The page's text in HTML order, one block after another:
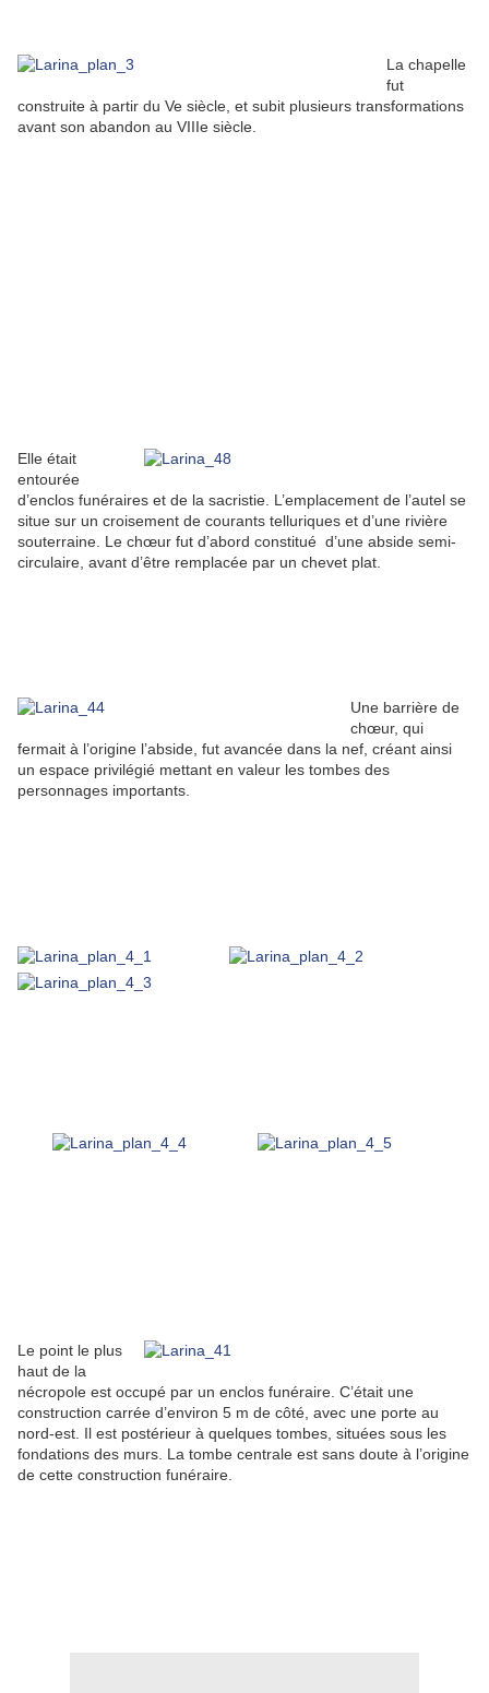
La chapelle
fut
construite à partir du Ve siècle, et subit plusieurs transformations
avant son abandon au VIIIe siècle.
Elle était
entourée
d’enclos funéraires et de la sacristie. L’emplacement de l’autel se
situe sur un croisement de courants telluriques et d’une rivière
souterraine. Le chœur fut d’abord constitué d’une abside semi-
circulaire, avant d’être remplacée par un chevet plat.
Une barrière de
chœur, qui
fermait à l’origine l’abside, fut avancée dans la nef, créant ainsi
un espace privilégié mettant en valeur les tombes des
personnages importants.
Le point le plus
haut de la
nécropole est occupé par un enclos funéraire. C’était une
construction carrée d’environ 5 m de côté, avec une porte au
nord-est. Il est postérieur à quelques tombes, situées sous les
fondations des murs. La tombe centrale est sans doute à l’origine
de cette construction funéraire.